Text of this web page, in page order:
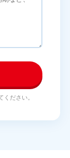
ください。